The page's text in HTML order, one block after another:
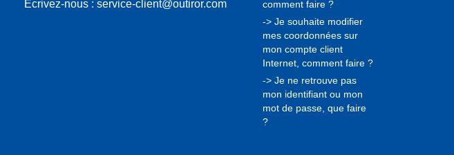
Écrivez-nous : service-client@outiror.com
comment faire ?
-> Je souhaite modifier
mes coordonnées sur
mon compte client
Internet, comment faire ?
-> Je ne retrouve pas
mon identifiant ou mon
mot de passe, que faire
?